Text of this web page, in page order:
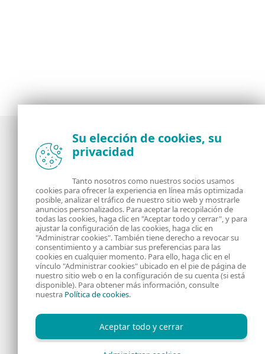
Noticias, opiniones y análisis de la comunidad de
seguridad de ESET
Acerca de RSS Feed
Contáctanos Dirección
Información Legal Política de Cookies
Política de privacidad
Su elección de cookies, su
privacidad
Tanto nosotros como nuestros socios usamos
cookies para ofrecer la experiencia en línea más optimizada
posible, analizar el tráfico de nuestro sitio web y mostrarle
anuncios personalizados. Para aceptar la recopilación de
todas las cookies, haga clic en "Aceptar todo y cerrar", y para
ajustar la configuración de las cookies, haga clic en
"Administrar cookies". También tiene derecho a revocar su
consentimiento y a cambiar sus preferencias para las
cookies en cualquier momento. Para ello, haga clic en el
vínculo "Administrar cookies" ubicado en el pie de página de
nuestro sitio web o en la configuración de su cuenta (si está
disponible). Para obtener más información, consulte
nuestra Política de cookies.
Aceptar todo y cerrar